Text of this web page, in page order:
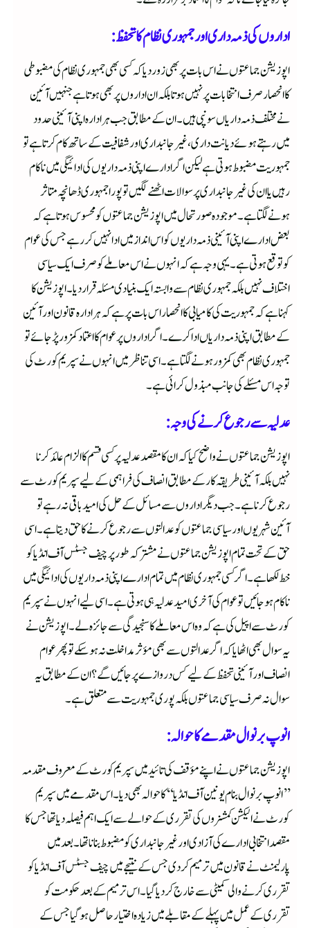
اداروں کی ذمہ داری اور جمہوری نظام کا تحفظ:
اپوزیشن جماعتوں نے اس بات پر بھی زور دیا کہ کسی بھی جمہوری نظام کی مضبوطی
کا انحصار صرف انتخابات پر نہیں ہوتا بلکہ ان اداروں پر بھی ہوتا ہے جنہیں آئین
نے مختلف ذمہ داریاں سونپی ہیں۔ ان کے مطابق جب ہر ادارہ اپنی آئینی حدود
میں رہتے ہوئے دیانت داری، غیر جانبداری اور شفافیت کے ساتھ کام کرتا ہے تو
جمہوریت مضبوط ہوتی ہے لیکن اگر ادارے اپنی ذمہ داریوں کی ادائیگی میں ناکام
رہیں یا ان کی غیر جانبداری پر سوالات اٹھنے لگیں تو پورا جمہوری ڈھانچہ متاثر
ہونے لگتا ہے۔ موجودہ صورتحال میں اپوزیشن جماعتوں کو محسوس ہوتا ہے کہ
بعض ادارے اپنی آئینی ذمہ داریوں کو اس انداز میں ادا نہیں کر رہے جس کی عوام
کو توقع ہوتی ہے۔ یہی وجہ ہے کہ انہوں نے اس معاملے کو صرف ایک سیاسی
اختلاف نہیں بلکہ جمہوری نظام سے وابستہ ایک بنیادی مسئلہ قرار دیا۔ اپوزیشن کا
کہنا ہے کہ جمہوریت کی کامیابی کا انحصار اس بات پر ہے کہ ہر ادارہ قانون اور آئین
کے مطابق اپنی ذمہ داریاں ادا کرے۔ اگر اداروں پر عوام کا اعتماد کمزور پڑ جائے تو
جمہوری نظام بھی کمزور ہونے لگتا ہے۔ اسی تناظر میں انہوں نے سپریم کورٹ کی
توجہ اس مسئلے کی جانب مبذول کرائی ہے۔
عدلیہ سے رجوع کرنے کی وجہ:
اپوزیشن جماعتوں نے واضح کیا کہ ان کا مقصد عدلیہ پر کسی قسم کا الزام عائد کرنا
نہیں بلکہ آئینی طریقہ کار کے مطابق انصاف کی فراہمی کے لیے سپریم کورٹ سے
رجوع کرنا ہے۔ جب دیگر اداروں سے مسائل کے حل کی امید باقی نہ رہے تو
آئین شہریوں اور سیاسی جماعتوں کو عدالتوں سے رجوع کرنے کا حق دیتا ہے۔ اسی
حق کے تحت تمام اپوزیشن جماعتوں نے مشترکہ طور پر چیف جسٹس آف انڈیا کو
خط لکھا ہے۔ اگر کسی جمہوری نظام میں تمام ادارے اپنی ذمہ داریوں کی ادائیگی میں
ناکام ہو جائیں تو عوام کی آخری امید عدلیہ ہی ہوتی ہے۔ اسی لیے انہوں نے سپریم
کورٹ سے اپیل کی ہے کہ وہ اس معاملے کا سنجیدگی سے جائزہ لے۔ اپوزیشن نے
یہ سوال بھی اٹھایا کہ اگر عدالتوں سے بھی مؤثر مداخلت نہ ہو سکے تو پھر عوام
انصاف اور آئینی تحفظ کے لیے کس دروازے پر جائیں گے؟ ان کے مطابق یہ
سوال نہ صرف سیاسی جماعتوں بلکہ پوری جمہوریت سے متعلق ہے۔
انوپ برنوال مقدمے کا حوالہ:
اپوزیشن جماعتوں نے اپنے مؤقف کی تائید میں سپریم کورٹ کے معروف مقدمہ
’’انوپ برنوال بنام یونین آف انڈیا‘‘ کا حوالہ بھی دیا۔ اس مقدمے میں سپریم
کورٹ نے الیکشن کمشنروں کی تقرری کے حوالے سے ایک اہم فیصلہ دیا تھا جس کا
مقصد انتخابی ادارے کی آزادی اور غیر جانبداری کو مضبوط بنانا تھا۔ بعد میں
پارلیمنٹ نے قانون میں ترمیم کر دی جس کے نتیجے میں چیف جسٹس آف انڈیا کو
تقرری کرنے والی کمیٹی سے خارج کر دیا گیا۔ اس ترمیم کے بعد حکومت کو
تقرری کے عمل میں پہلے کے مقابلے میں زیادہ اختیار حاصل ہو گیا جس کے